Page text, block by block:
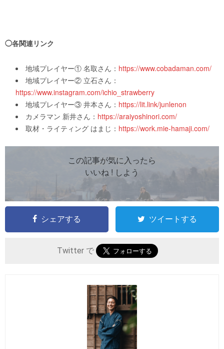
◯各関連リンク
地域プレイヤー① 名取さん： https://www.cobadaman.com/
地域プレイヤー② 立石さん：
https://www.instagram.com/ichio_strawberry
地域プレイヤー③ 井本さん： https://lit.link/junlenon
カメラマン 新井さん： https://araiyoshinori.com/
取材・ライティング はまじ： https://work.mie-hamaji.com/
この記事が気に入ったら
いいね ! しよう
シェアする ツイートする
Twitter で